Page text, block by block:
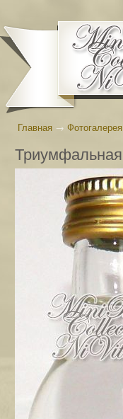
Главная → Фотогалерея
Триумфальная